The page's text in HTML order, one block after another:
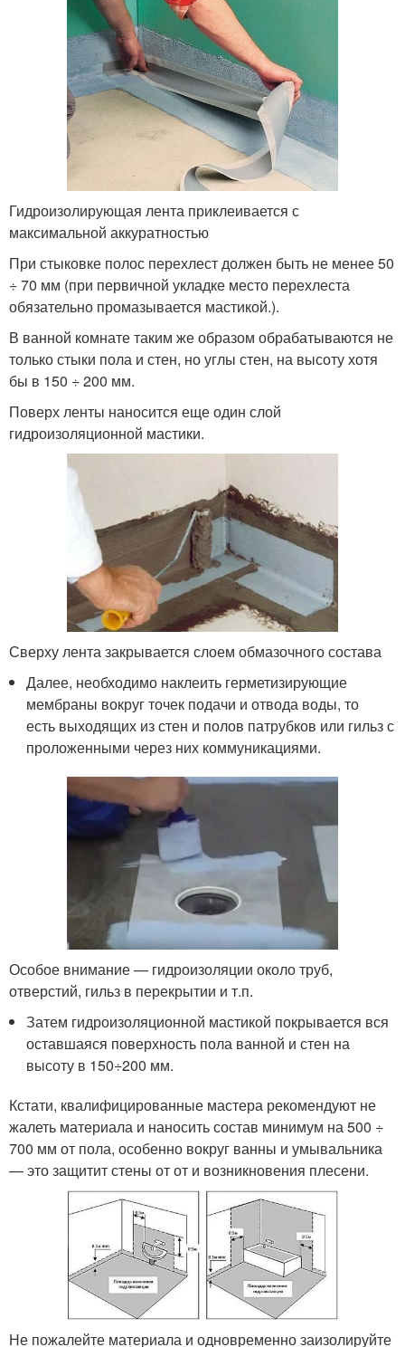
Гидроизолирующая лента приклеивается с
максимальной аккуратностью
При стыковке полос перехлест должен быть не менее 50
÷ 70 мм (при первичной укладке место перехлеста
обязательно промазывается мастикой.).
В ванной комнате таким же образом обрабатываются не
только стыки пола и стен, но углы стен, на высоту хотя
бы в 150 ÷ 200 мм.
Поверх ленты наносится еще один слой
гидроизоляционной мастики.
Сверху лента закрывается слоем обмазочного состава
Далее, необходимо наклеить герметизирующие
мембраны вокруг точек подачи и отвода воды, то
есть выходящих из стен и полов патрубков или гильз с
проложенными через них коммуникациями.
Особое внимание — гидроизоляции около труб,
отверстий, гильз в перекрытии и т.п.
Затем гидроизоляционной мастикой покрывается вся
оставшаяся поверхность пола ванной и стен на
высоту в 150÷200 мм.
Кстати, квалифицированные мастера рекомендуют не
жалеть материала и наносить состав минимум на 500 ÷
700 мм от пола, особенно вокруг ванны и умывальника
— это защитит стены от от и возникновения плесени.
Не пожалейте материала и одновременно заизолируйте